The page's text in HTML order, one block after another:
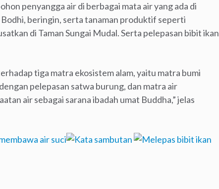
penyangga air di berbagai mata air yang ada di
beringin, serta tanaman produktif seperti
di Taman Sungai Mudal. Serta pelepasan bibit ikan
tiga matra ekosistem alam, yaitu matra bumi
pelepasan satwa burung, dan matra air
air sebagai sarana ibadah umat Buddha,” jelas